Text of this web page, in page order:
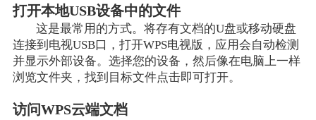
打开本地USB设备中的文件
这是最常用的方式。将存有文档的U盘或移动硬盘
连接到电视USB口，打开WPS电视版，应用会自动检测
并显示外部设备。选择您的设备，然后像在电脑上一样
浏览文件夹，找到目标文件点击即可打开。
访问WPS云端文档